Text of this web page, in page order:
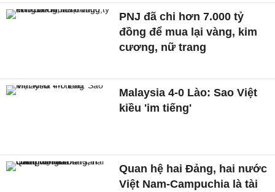
PNJ đã chi hơn 7.000 tỷ
đồng để mua lại vàng, kim
cương, nữ trang
Malaysia 4-0 Lào: Sao Việt
kiều 'im tiếng'
Quan hệ hai Đảng, hai nước
Việt Nam-Campuchia là tài